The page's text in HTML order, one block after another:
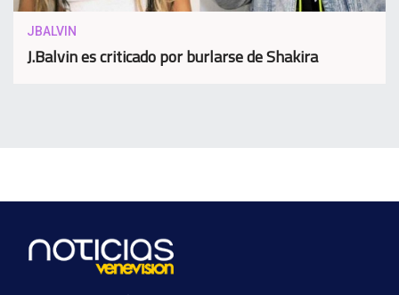
JBALVIN
J.Balvin es criticado por burlarse de Shakira